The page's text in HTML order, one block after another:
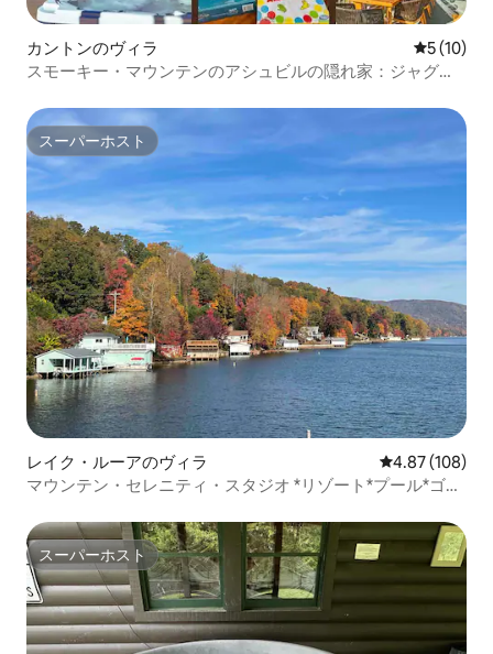
カントンのヴィラ レビュー
5 (10)
スモーキー・マウンテンのアシュビルの隠れ家：ジャグジ
スーパーホスト
スーパーホスト
レイク・ルーアのヴィラ レビュー108
4.87 (108)
マウンテン・セレニティ・スタジオ *リゾート*プール*ゴル
スーパーホスト
スーパーホスト